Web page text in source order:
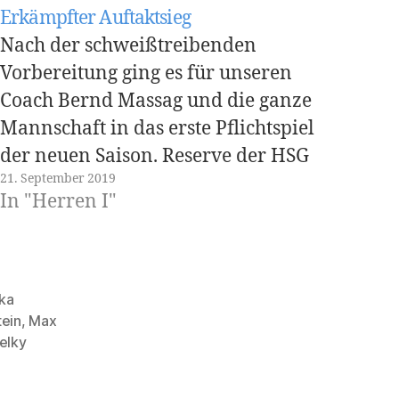
Erkämpfter Auftaktsieg
Nach der schweißtreibenden
Vorbereitung ging es für unseren
Coach Bernd Massag und die ganze
Mannschaft in das erste Pflichtspiel
der neuen Saison. Reserve der HSG
Rodgau/Nieder-Roden Man musste
auswärts gegen die Reserve der HSG
Aufgabe zu Beginn einer Saison ist.
Die ersten 20…
21. September 2019
In "Herren I"
, Max